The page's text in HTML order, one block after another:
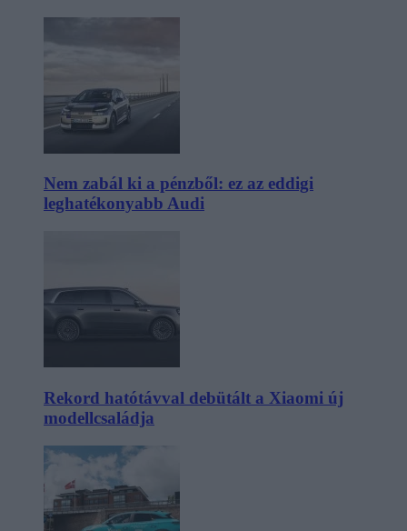
Nem zabál ki a pénzből: ez az eddigi
leghatékonyabb Audi
Rekord hatótávval debütált a Xiaomi új
modellcsaládja